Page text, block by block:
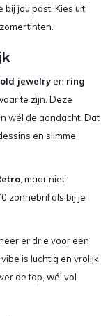
jou past. Kies uit
jewelry en ring
te zijn. Deze
wél de aandacht. Dat
en slimme
, maar niet
zonnebril als bij je
er drie voor een
is luchtig en vrolijk.
de top, wél vol